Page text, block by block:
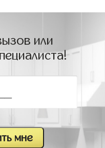
или